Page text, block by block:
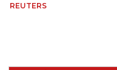
REUTERS